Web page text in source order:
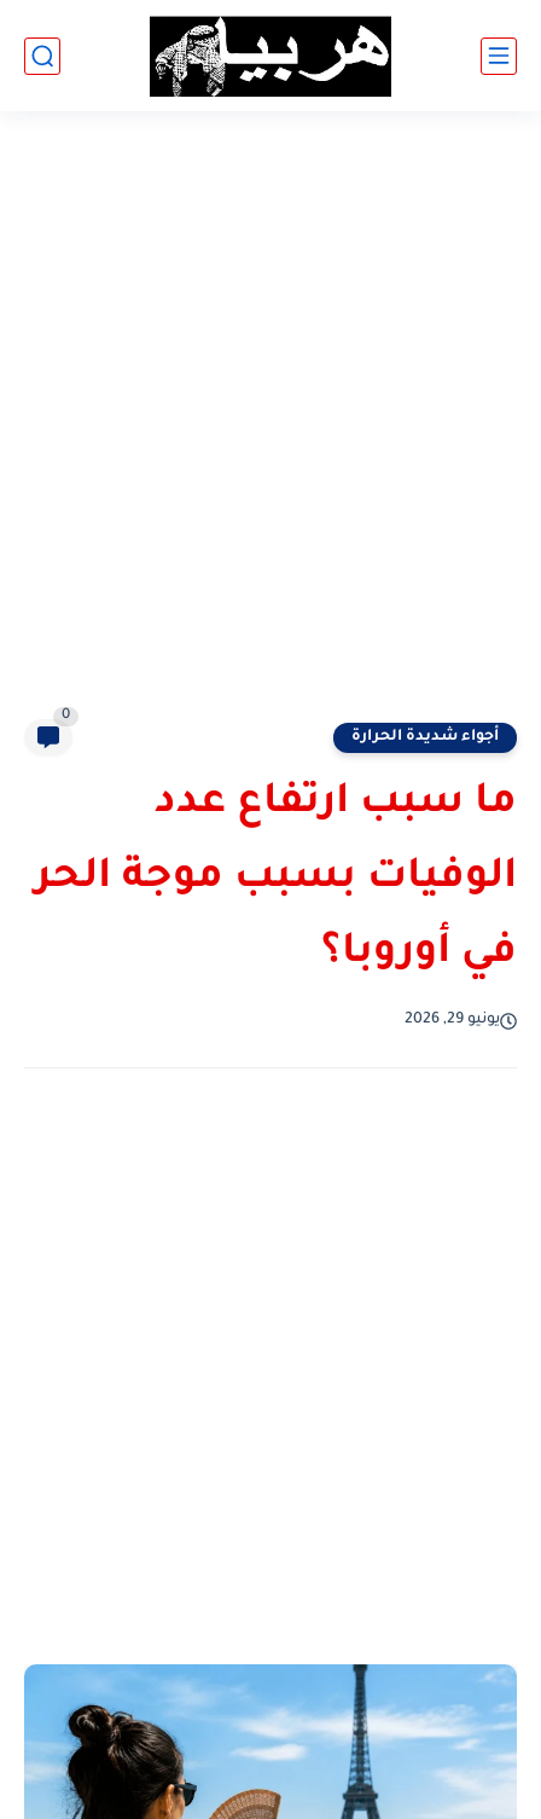
أجواء شديدة الحرارة
0
ما سبب ارتفاع عدد
الوفيات بسبب موجة الحر
في أوروبا؟
يونيو 29, 2026